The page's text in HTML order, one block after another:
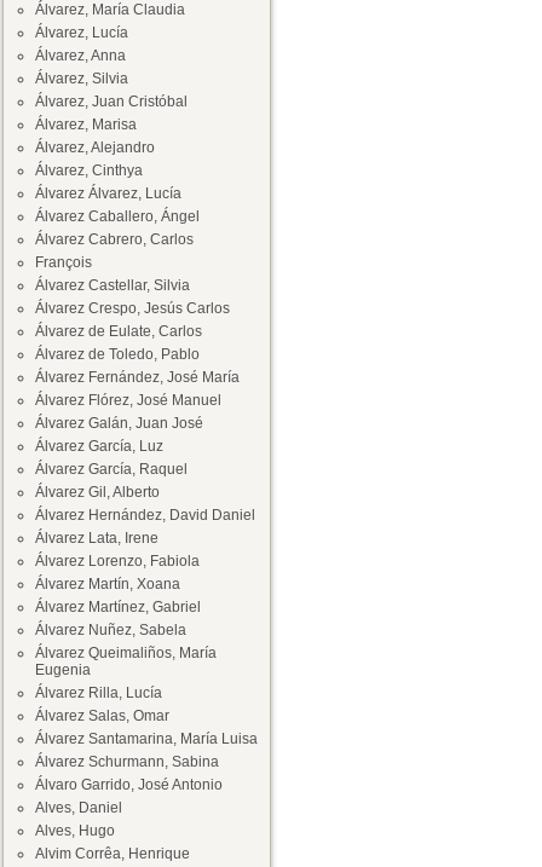
Álvarez, María Claudia
Álvarez, Lucía
Álvarez, Anna
Álvarez, Silvia
Álvarez, Juan Cristóbal
Álvarez, Marisa
Álvarez, Alejandro
Álvarez, Cinthya
Álvarez Álvarez, Lucía
Álvarez Caballero, Ángel
Álvarez Cabrero, Carlos
François
Álvarez Castellar, Silvia
Álvarez Crespo, Jesús Carlos
Álvarez de Eulate, Carlos
Álvarez de Toledo, Pablo
Álvarez Fernández, José María
Álvarez Flórez, José Manuel
Álvarez Galán, Juan José
Álvarez García, Luz
Álvarez García, Raquel
Álvarez Gil, Alberto
Álvarez Hernández, David Daniel
Álvarez Lata, Irene
Álvarez Lorenzo, Fabiola
Álvarez Martín, Xoana
Álvarez Martínez, Gabriel
Álvarez Nuñez, Sabela
Álvarez Queimaliños, María
Eugenia
Álvarez Rilla, Lucía
Álvarez Salas, Omar
Álvarez Santamarina, María Luisa
Álvarez Schurmann, Sabina
Álvaro Garrido, José Antonio
Alves, Daniel
Alves, Hugo
Alvim Corrêa, Henrique